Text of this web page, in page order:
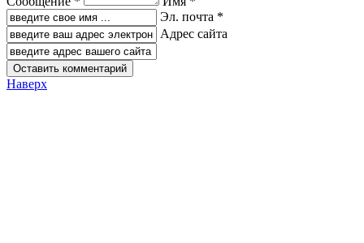
Эл. почта *
Адрес сайта
Наверх